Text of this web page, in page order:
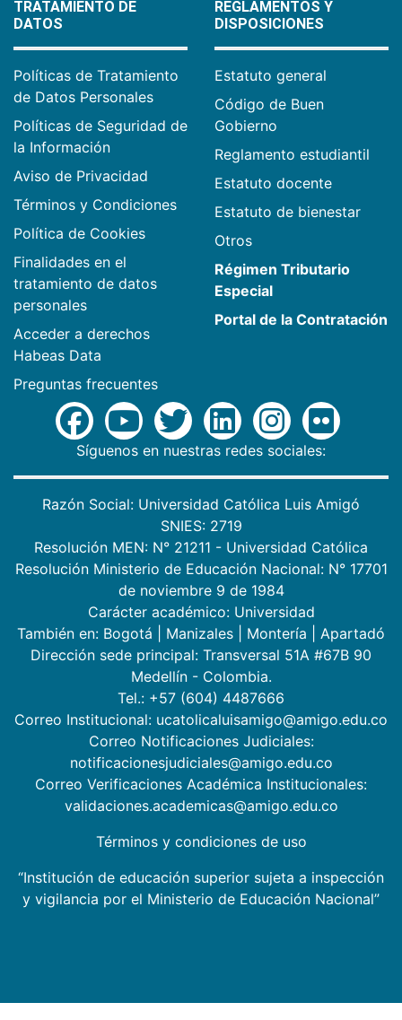
TRATAMIENTO DE
DATOS
Políticas de Tratamiento
de Datos Personales
Políticas de Seguridad de
la Información
Aviso de Privacidad
Términos y Condiciones
Política de Cookies
Finalidades en el
tratamiento de datos
personales
Acceder a derechos
Habeas Data
Preguntas frecuentes
REGLAMENTOS Y
DISPOSICIONES
Estatuto general
Código de Buen
Gobierno
Reglamento estudiantil
Estatuto docente
Estatuto de bienestar
Otros
Régimen Tributario
Especial
Portal de la Contratación
Síguenos en nuestras redes sociales:
Razón Social: Universidad Católica Luis Amigó
SNIES: 2719
Resolución MEN: N° 21211 - Universidad Católica
Resolución Ministerio de Educación Nacional: N° 17701
de noviembre 9 de 1984
Carácter académico: Universidad
También en: Bogotá Manizales Montería
Apartadó
Dirección sede principal: Transversal 51A #67B 90
Medellín - Colombia.
Tel.: +57 (604) 4487666
Correo Institucional: ucatolicaluisamigo@amigo.edu.co
Correo Notificaciones Judiciales:
notificacionesjudiciales@amigo.edu.co
Correo Verificaciones Académica Institucionales:
validaciones.academicas@amigo.edu.co
Términos y condiciones de uso
“Institución de educación superior sujeta a inspección
y vigilancia por el Ministerio de Educación Nacional”